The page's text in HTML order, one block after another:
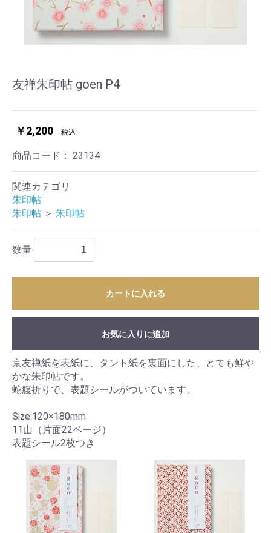
友禅朱印帖 goen P4
￥2,200 税込
商品コード： 23134
関連カテゴリ
朱印帖
朱印帖 ＞ 朱印帖
数量
カートに入れる
お気に入りに追加
京友禅紙を表紙に、タント紙を裏面にした、とても鮮や
かな朱印帖です。
蛇腹折りで、表題シールがついています。
Size:120×180mm
11山（片面22ページ）
表題シール2枚つき